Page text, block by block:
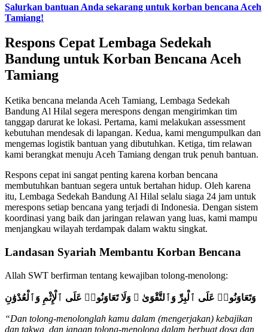
Salurkan bantuan Anda sekarang untuk korban bencana Aceh
Tamiang!
Respons Cepat Lembaga Sedekah
Bandung untuk Korban Bencana Aceh
Tamiang
Ketika bencana melanda Aceh Tamiang, Lembaga Sedekah
Bandung Al Hilal segera merespons dengan mengirimkan tim
tanggap darurat ke lokasi. Pertama, kami melakukan assessment
kebutuhan mendesak di lapangan. Kedua, kami mengumpulkan dan
mengemas logistik bantuan yang dibutuhkan. Ketiga, tim relawan
kami berangkat menuju Aceh Tamiang dengan truk penuh bantuan.
Respons cepat ini sangat penting karena korban bencana
membutuhkan bantuan segera untuk bertahan hidup. Oleh karena
itu, Lembaga Sedekah Bandung Al Hilal selalu siaga 24 jam untuk
merespons setiap bencana yang terjadi di Indonesia. Dengan sistem
koordinasi yang baik dan jaringan relawan yang luas, kami mampu
menjangkau wilayah terdampak dalam waktu singkat.
Landasan Syariah Membantu Korban Bencana
Allah SWT berfirman tentang kewajiban tolong-menolong:
وَتَعَاوَنُوا۟ عَلَى ٱلْبِرِّ وَٱلتَّقْوَىٰ ۖ وَلَا تَعَاوَنُوا۟ عَلَى ٱلْإِثْمِ وَٱلْعُدْوَٰنِ
“Dan tolong-menolonglah kamu dalam (mengerjakan) kebajikan
dan takwa, dan jangan tolong-menolong dalam berbuat dosa dan